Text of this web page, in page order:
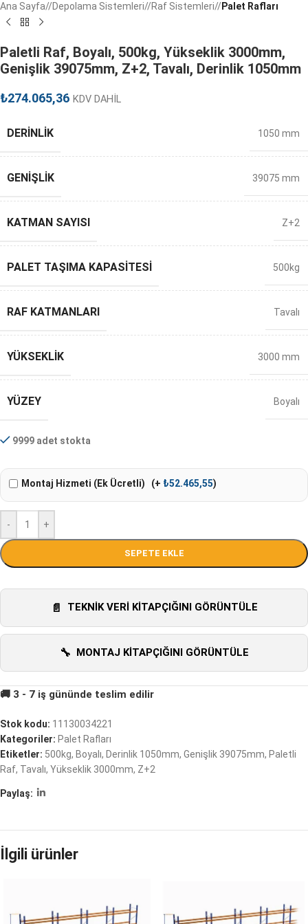
Ana Sayfa/ Depolama Sistemleri/ Raf Sistemleri/ Palet Rafları
Paletli Raf, Boyalı, 500kg, Yükseklik 3000mm,
Genişlik 39075mm, Z+2, Tavalı, Derinlik 1050mm
₺274.065,36 KDV DAHİL
DERINLIK 1050 mm
GENIŞLIK 39075 mm
KATMAN SAYISI Z+2
PALET TAŞIMA KAPASITESI 500kg
RAF KATMANLARI Tavalı
YÜKSEKLIK 3000 mm
YÜZEY Boyalı
9999 adet stokta
Montaj Hizmeti (Ek Ücretli) (+ ₺52.465,55)
- +
SEPETE EKLE
TEKNIK VERI KITAPÇIĞINI GÖRÜNTÜLE
MONTAJ KITAPÇIĞINI GÖRÜNTÜLE
Stok kodu: 11130034221
Kategoriler: Palet Rafları
Etiketler: 500kg, Boyalı, Derinlik 1050mm, Genişlik 39075mm, Paletli
Raf, Tavalı, Yükseklik 3000mm, Z+2
Paylaş:
İlgili ürünler